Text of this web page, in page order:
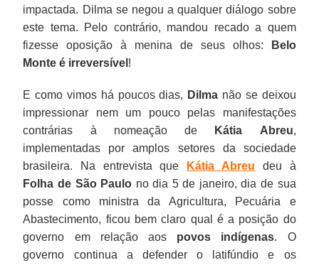
impactada. Dilma se negou a qualquer diálogo sobre
este tema. Pelo contrário, mandou recado a quem
fizesse oposição à menina de seus olhos:
Belo
Monte é irreversível !
E como vimos há poucos dias, Dilma não se deixou
impressionar nem um pouco pelas manifestações
contrárias à nomeação de
Kátia Abreu,
implementadas por amplos setores da sociedade
brasileira. Na entrevista que
Kátia Abreu deu à
Folha de São Paulo no dia 5 de janeiro, dia de sua
posse como ministra da Agricultura, Pecuária e
Abastecimento, ficou bem claro qual é a posição do
governo em relação aos povos indígenas. O
governo continua a defender o latifúndio e os